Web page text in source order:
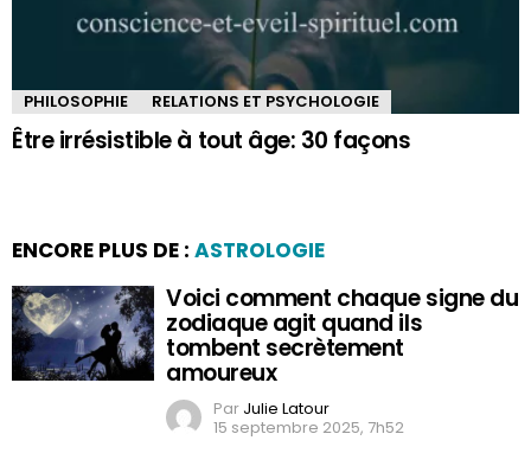
PHILOSOPHIE RELATIONS ET PSYCHOLOGIE
Être irrésistible à tout âge: 30 façons
ENCORE PLUS DE : ASTROLOGIE
Voici comment chaque signe du
zodiaque agit quand ils
tombent secrètement
amoureux
Par Julie Latour
15 septembre 2025, 7h52